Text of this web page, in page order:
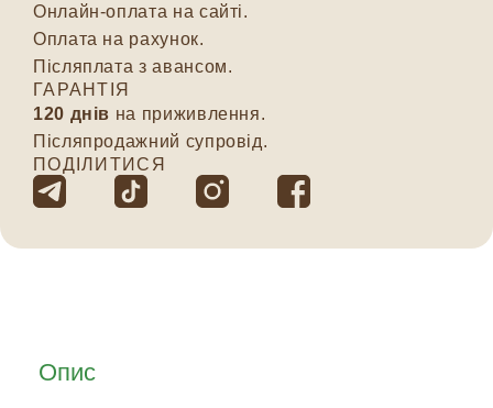
Онлайн-оплата на сайті.
Оплата на рахунок.
Післяплата з авансом.
ГАРАНТІЯ
120 днів на приживлення.
Післяпродажний супровід.
ПОДІЛИТИСЯ
Опис